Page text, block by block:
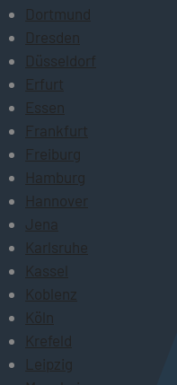
Dortmund
Dresden
Düsseldorf
Erfurt
Essen
Frankfurt
Freiburg
Hamburg
Hannover
Jena
Karlsruhe
Kassel
Koblenz
Köln
Krefeld
Leipzig